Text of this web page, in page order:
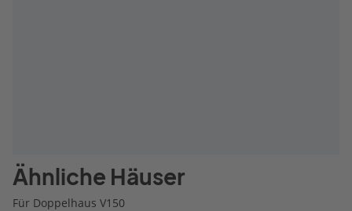
Ähnliche Häuser
Für Doppelhaus V150